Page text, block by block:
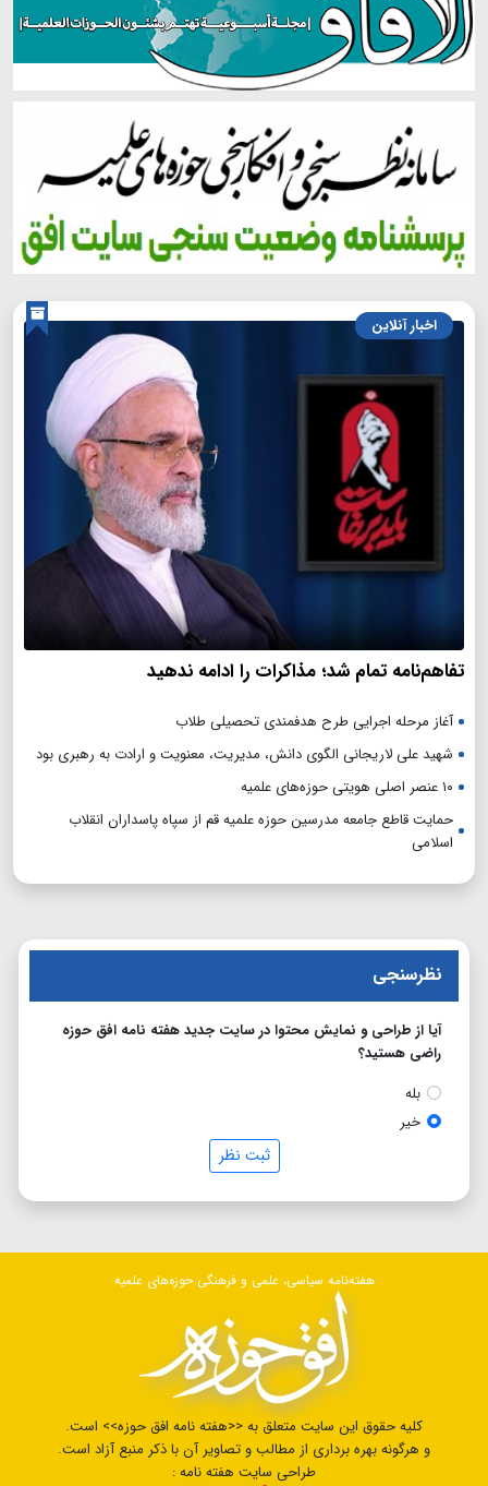
اخبار آنلاین
تفاهم‌نامه تمام شد؛ مذاکرات را ادامه ندهید
آغاز مرحله اجرایی طرح هدفمندی تحصیلی طلاب
شهید علی لاریجانی الگوی دانش، مدیریت، معنویت و ارادت به رهبری بود
۱۰ عنصر اصلی هویتی حوزه‌های علمیه
حمایت قاطع جامعه مدرسین حوزه علمیه قم از سپاه پاسداران انقلاب
اسلامی
نظرسنجی
آیا از طراحی و نمایش محتوا در سایت جدید هفته نامه افق حوزه
راضی هستید؟
بله
خیر
ثبت نظر
هفته‌نامه سیاسی، علمی و فرهنگی حوزه‌های علمیه
کلیه حقوق این سایت متعلق به <<هفته نامه افق حوزه>> است.
و هرگونه بهره برداری از مطالب و تصاویر آن با ذکر منبع آزاد است.
طراحی سایت هفته نامه :